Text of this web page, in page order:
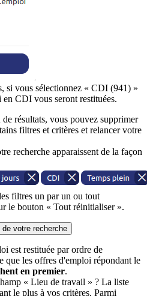
si vous sélectionnez « CDI (941) »
CDI vous seront restituées.
résultats, vous pouvez supprimer
filtres et critères et relancer votre
recherche apparaissent de la façon
filtres un par un ou tout
le bouton « Tout réinitialiser ».
votre recherche
est restituée par ordre de
que les offres d'emploi répondant le
en premier.
« Lieu de travail » ? La liste
le plus à vos critères. Parmi